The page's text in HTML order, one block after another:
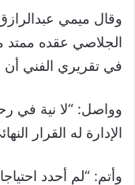
وقال ميمي
الجلاصي عقده
في تقريري الفني
وواصل: “لا نية في
الإدارة له القرار
وأتم: “لم أحدد